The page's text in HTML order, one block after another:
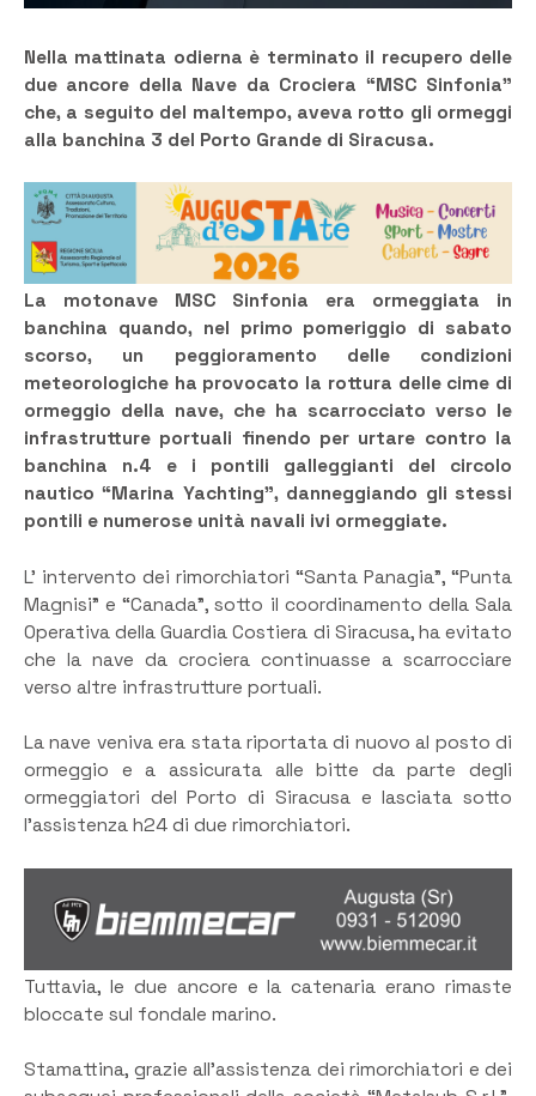
Nella mattinata odierna è terminato il recupero delle
due ancore della Nave da Crociera “MSC Sinfonia”
che, a seguito del maltempo, aveva rotto gli ormeggi
alla banchina 3 del Porto Grande di Siracusa.
La motonave MSC Sinfonia era ormeggiata in
banchina quando, nel primo pomeriggio di sabato
scorso, un peggioramento delle condizioni
meteorologiche ha provocato la rottura delle cime di
ormeggio della nave, che ha scarrocciato verso le
infrastrutture portuali finendo per urtare contro la
banchina n.4 e i pontili galleggianti del circolo
nautico “Marina Yachting”, danneggiando gli stessi
pontili e numerose unità navali ivi ormeggiate.
L’ intervento dei rimorchiatori “Santa Panagia”, “Punta
Magnisi” e “Canada”, sotto il coordinamento della Sala
Operativa della Guardia Costiera di Siracusa, ha evitato
che la nave da crociera continuasse a scarrocciare
verso altre infrastrutture portuali.
La nave veniva era stata riportata di nuovo al posto di
ormeggio e a assicurata alle bitte da parte degli
ormeggiatori del Porto di Siracusa e lasciata sotto
l’assistenza h24 di due rimorchiatori.
Tuttavia, le due ancore e la catenaria erano rimaste
bloccate sul fondale marino.
Stamattina, grazie all’assistenza dei rimorchiatori e dei